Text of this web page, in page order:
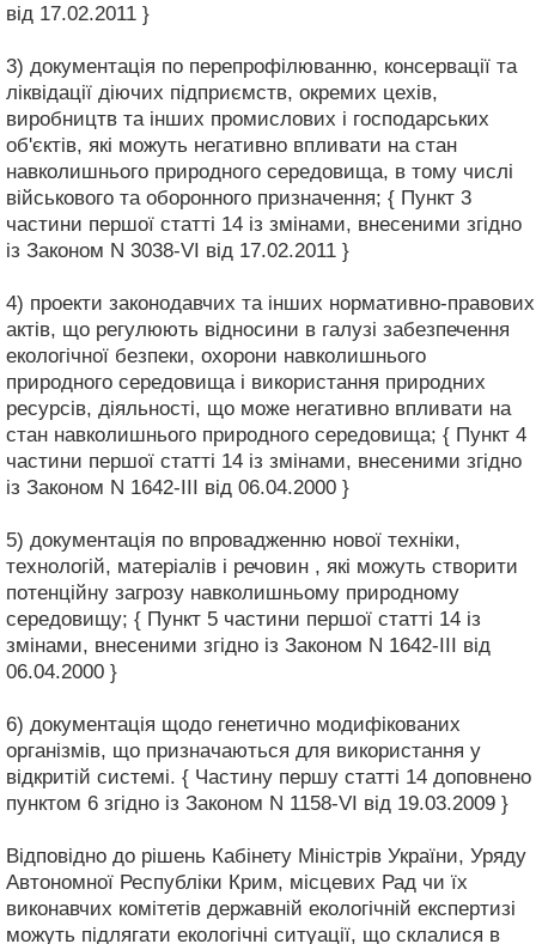
від 17.02.2011 }
3) документація по перепрофілюванню, консервації та
ліквідації діючих підприємств, окремих цехів,
виробництв та інших промислових і господарських
об'єктів, які можуть негативно впливати на стан
навколишнього природного середовища, в тому числі
військового та оборонного призначення; { Пункт 3
частини першої статті 14 із змінами, внесеними згідно
із Законом N 3038-VI від 17.02.2011 }
4) проекти законодавчих та інших нормативно-правових
актів, що регулюють відносини в галузі забезпечення
екологічної безпеки, охорони навколишнього
природного середовища і використання природних
ресурсів, діяльності, що може негативно впливати на
стан навколишнього природного середовища; { Пункт 4
частини першої статті 14 із змінами, внесеними згідно
із Законом N 1642-III від 06.04.2000 }
5) документація по впровадженню нової техніки,
технологій, матеріалів і речовин , які можуть створити
потенційну загрозу навколишньому природному
середовищу; { Пункт 5 частини першої статті 14 із
змінами, внесеними згідно із Законом N 1642-III від
06.04.2000 }
6) документація щодо генетично модифікованих
організмів, що призначаються для використання у
відкритій системі. { Частину першу статті 14 доповнено
пунктом 6 згідно із Законом N 1158-VI від 19.03.2009 }
Відповідно до рішень Кабінету Міністрів України, Уряду
Автономної Республіки Крим, місцевих Рад чи їх
виконавчих комітетів державній екологічній експертизі
можуть підлягати екологічні ситуації, що склалися в